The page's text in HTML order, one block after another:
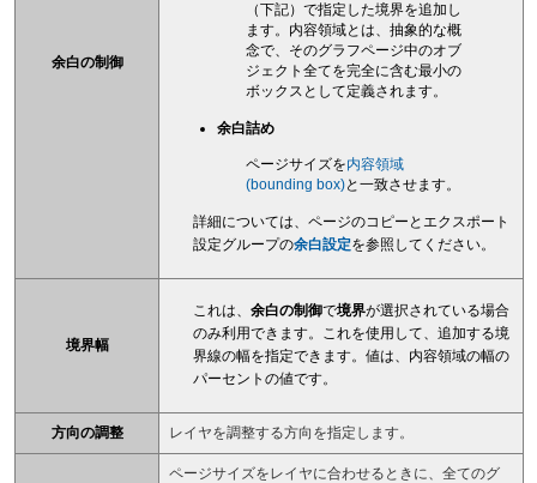
余白の制御
（下記）で指定した境界を追加し
ます。内容領域とは、抽象的な概
念で、そのグラフページ中のオブ
ジェクト全てを完全に含む最小の
ボックスとして定義されます。
余白詰め
ページサイズを内容領域
(bounding box)と一致させます。
詳細については、ページのコピーとエクスポート
設定グループの余白設定を参照してください。
境界幅
これは、 余白の制御で境界が選択されている場合
のみ利用できます。これを使用して、追加する境
界線の幅を指定できます。値は、内容領域の幅の
パーセントの値です。
方向の調整 レイヤを調整する方向を指定します。
ページサイズをレイヤに合わせるときに、全てのグ